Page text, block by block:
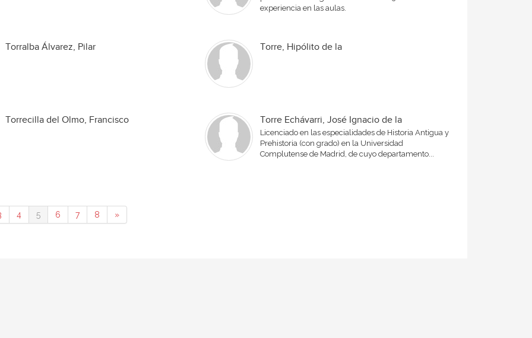
experiencia en las aulas.
Torralba Álvarez, Pilar Torre, Hipólito de la
Torrecilla del Olmo, Francisco Torre Echávarri, José Ignacio de la
Licenciado en las especialidades de Historia Antigua y
Prehistoria (con grado) en la Universidad
Complutense de Madrid, de cuyo departamento...
4 5 6 7 8 »